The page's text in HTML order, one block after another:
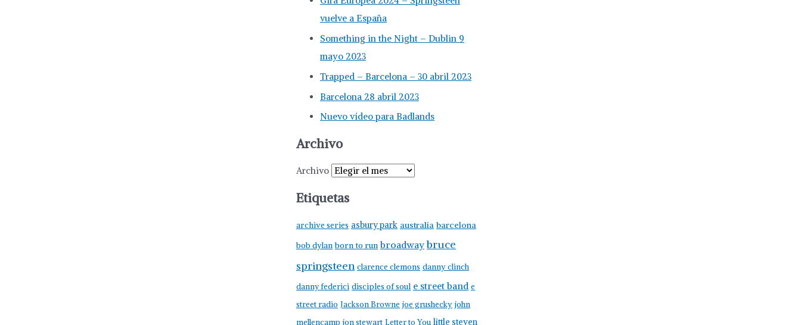
vuelve a España
Something in the Night – Dublin 9
mayo 2023
Trapped – Barcelona – 30 abril 2023
Barcelona 28 abril 2023
Nuevo vídeo para Badlands
Archivo
Archivo
Etiquetas
archive series asbury park australia barcelona
bob dylan born to run broadway bruce
springsteen clarence clemons danny clinch
danny federici disciples of soul e street band e
street radio Jackson Browne joe grushecky john
mellencamp jon stewart Letter to You little steven